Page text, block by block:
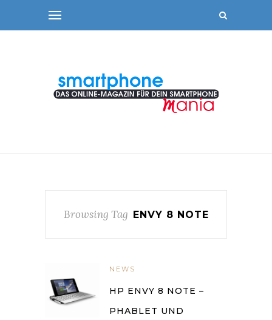
Browsing Tag ENVY 8 NOTE
NEWS
HP ENVY 8 NOTE –
PHABLET UND